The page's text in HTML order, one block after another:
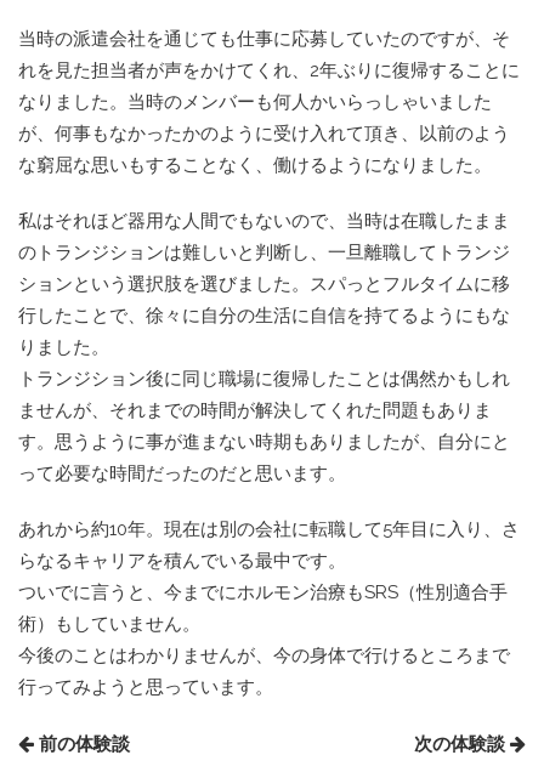
当時の派遣会社を通じても仕事に応募していたのですが、そ
れを見た担当者が声をかけてくれ、2年ぶりに復帰することに
なりました。当時のメンバーも何人かいらっしゃいました
が、何事もなかったかのように受け入れて頂き、以前のよう
な窮屈な思いもすることなく、働けるようになりました。
私はそれほど器用な人間でもないので、当時は在職したまま
のトランジションは難しいと判断し、一旦離職してトランジ
ションという選択肢を選びました。スパっとフルタイムに移
行したことで、徐々に自分の生活に自信を持てるようにもな
りました。
トランジション後に同じ職場に復帰したことは偶然かもしれ
ませんが、それまでの時間が解決してくれた問題もありま
す。思うように事が進まない時期もありましたが、自分にと
って必要な時間だったのだと思います。
あれから約10年。現在は別の会社に転職して5年目に入り、さ
らなるキャリアを積んでいる最中です。
ついでに言うと、今までにホルモン治療もSRS（性別適合手
術）もしていません。
今後のことはわかりませんが、今の身体で行けるところまで
行ってみようと思っています。
前の体験談 次の体験談